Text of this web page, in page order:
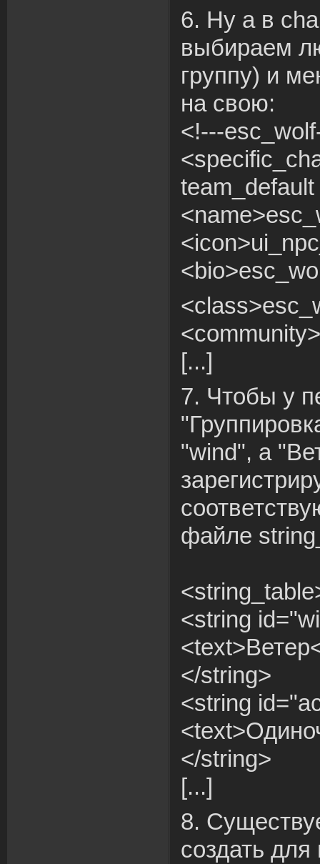
6. Ну а в
выбираем
группу) и
на свою:
<!---
[...]
7. Чтобы у
"wind", а
файле
<string
</string>
<string
</string>
[...]
8.
создать